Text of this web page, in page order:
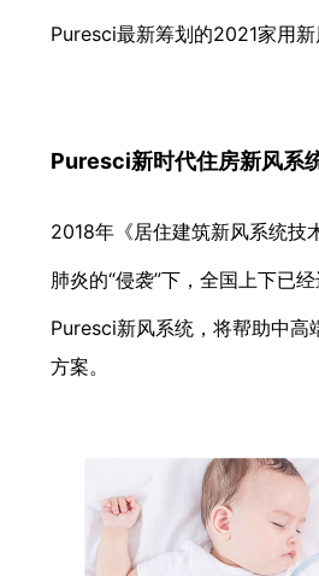
Puresci最新筹划的2021家用新
Puresci新时代住房新风系
2018年《居住建筑新风系统技
肺炎的“侵袭”下，全国上下已
Puresci新风系统，将帮助中高
方案。